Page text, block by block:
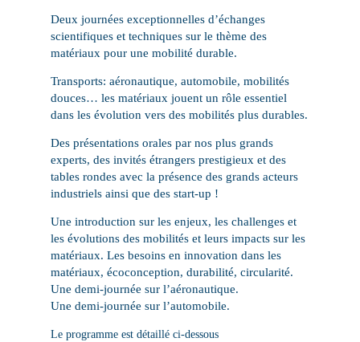
Deux journées exceptionnelles d’échanges
scientifiques et techniques sur le thème des
matériaux pour une mobilité durable.
Transports: aéronautique, automobile, mobilités
douces… les matériaux jouent un rôle essentiel
dans les évolution vers des mobilités plus durables.
Des présentations orales par nos plus grands
experts, des invités étrangers prestigieux et des
tables rondes avec la présence des grands acteurs
industriels ainsi que des start-up !
Une introduction sur les enjeux, les challenges et
les évolutions des mobilités et leurs impacts sur les
matériaux. Les besoins en innovation dans les
matériaux, écoconception, durabilité, circularité.
Une demi-journée sur l’aéronautique.
Une demi-journée sur l’automobile.
Le programme est détaillé ci-dessous